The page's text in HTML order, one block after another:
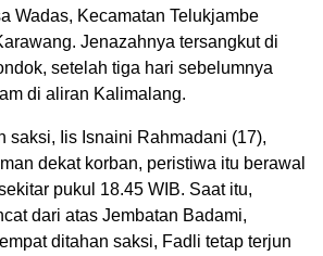
Wadas, Kecamatan Telukjambe
Jenazahnya tersangkut di
setelah tiga hari sebelumnya
di aliran Kalimalang.
saksi, Iis Isnaini Rahmadani (17),
dekat korban, peristiwa itu berawal
pukul 18.45 WIB. Saat itu,
dari atas Jembatan Badami,
ditahan saksi, Fadli tetap terjun